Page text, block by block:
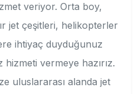
veriyor. Orta boy,
jet çeşitleri, helikopterler
ihtiyaç duyduğunuz
vermeye hazırız.
uluslararası alanda jet